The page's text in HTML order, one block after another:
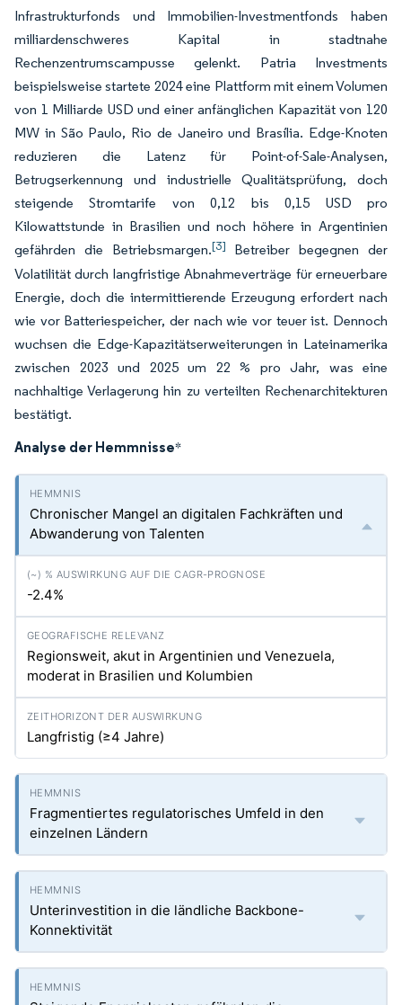
Infrastrukturfonds und Immobilien-Investmentfonds haben
milliardenschweres Kapital in stadtnahe
Rechenzentrumscampusse gelenkt. Patria Investments
beispielsweise startete 2024 eine Plattform mit einem Volumen
von 1 Milliarde USD und einer anfänglichen Kapazität von 120
MW in São Paulo, Rio de Janeiro und Brasília. Edge-Knoten
reduzieren die Latenz für Point-of-Sale-Analysen,
Betrugserkennung und industrielle Qualitätsprüfung, doch
steigende Stromtarife von 0,12 bis 0,15 USD pro
Kilowattstunde in Brasilien und noch höhere in Argentinien
gefährden die Betriebsmargen.[3] Betreiber begegnen der
Volatilität durch langfristige Abnahmeverträge für erneuerbare
Energie, doch die intermittierende Erzeugung erfordert nach
wie vor Batteriespeicher, der nach wie vor teuer ist. Dennoch
wuchsen die Edge-Kapazitätserweiterungen in Lateinamerika
zwischen 2023 und 2025 um 22 % pro Jahr, was eine
nachhaltige Verlagerung hin zu verteilten Rechenarchitekturen
bestätigt.
Analyse der Hemmnisse*
Chronischer Mangel an digitalen Fachkräften und
Abwanderung von Talenten
-2.4%
Regionsweit, akut in Argentinien und Venezuela,
moderat in Brasilien und Kolumbien
Langfristig (≥4 Jahre)
Fragmentiertes regulatorisches Umfeld in den
einzelnen Ländern
Unterinvestition in die ländliche Backbone-
Konnektivität